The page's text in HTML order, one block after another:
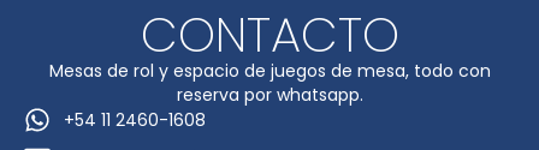
CONTACTO
Mesas de rol y espacio de juegos de mesa, todo con
reserva por whatsapp.
+54 11 2460-1608